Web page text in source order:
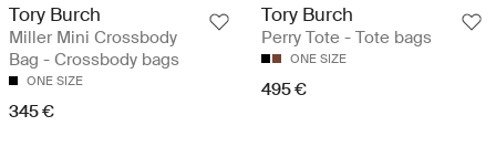
Tory Burch
Miller Mini Crossbody
Bag - Crossbody bags
ONE SIZE
345 €
Tory Burch
Perry Tote - Tote bags
ONE SIZE
495 €